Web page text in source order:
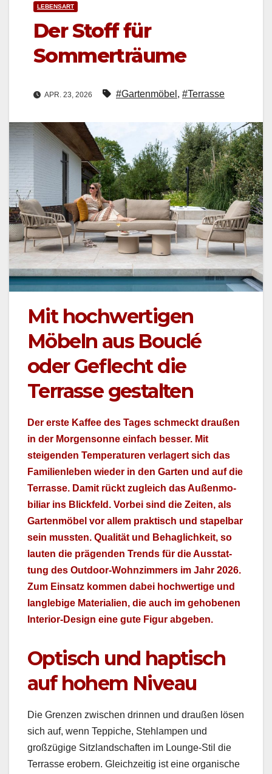
LEBENSART
Der Stoff für
Sommerträume
APR. 23, 2026 #Gartenmöbel , #Terrasse
Mit hochwertigen
Möbeln aus Bouclé
oder Geflecht die
Terrasse gestalten
Der erste Kaf­fee des Tages schmeckt draußen
in der Mor­gen­sonne ein­fach bess­er. Mit
steigen­den Tem­per­a­turen ver­lagert sich das
Fam­i­lien­leben wieder in den Garten und auf die
Ter­rasse. Damit rückt zugle­ich das Außen­mo­
bil­iar ins Blick­feld. Vor­bei sind die Zeit­en, als
Garten­mö­bel vor allem prak­tisch und stapel­bar
sein mussten. Qual­ität und Behaglichkeit, so
laut­en die prä­gen­den Trends für die Ausstat­
tung des Out­door-Wohnz­im­mers im Jahr 2026.
Zum Ein­satz kom­men dabei hochw­er­tige und
lan­glebige Mate­ri­alien, die auch im gehobe­nen
Inte­ri­or-Design eine gute Fig­ur abgeben.
Optisch und haptisch
auf hohem Niveau
Die Gren­zen zwis­chen drin­nen und draußen lösen
sich auf, wenn Tep­piche, Stehlam­p­en und
großzügige Sit­z­land­schaften im Lounge-Stil die
Ter­rasse erobern. Gle­ichzeit­ig ist eine organ­is­che